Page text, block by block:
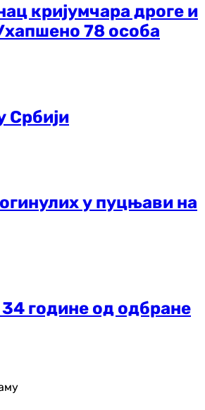
кријумчара дроге и
78 особа
Србији
у пуцњави на
године од одбране